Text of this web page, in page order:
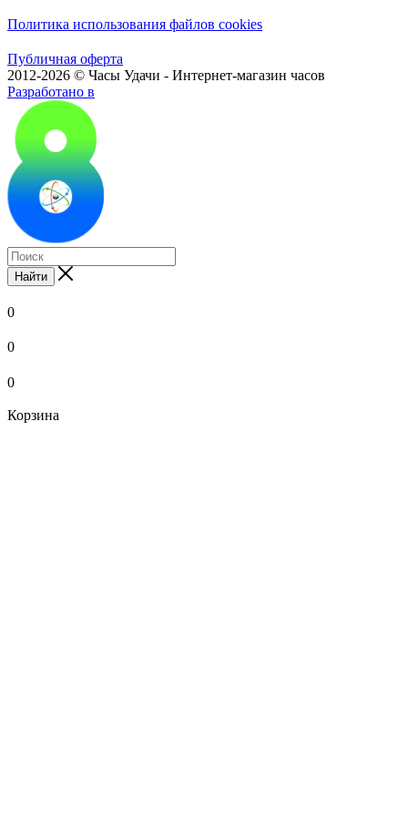
Политика использования файлов cookies
Публичная оферта
2012-2026 © Часы Удачи - Интернет-магазин часов
Разработано в
Найти
0
0
0
Корзина